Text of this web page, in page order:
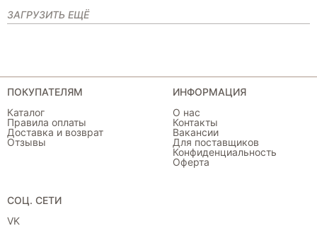
ЗАГРУЗИТЬ ЕЩЁ
ПОКУПАТЕЛЯМ
Каталог
Правила оплаты
Доставка и возврат
Отзывы
ИНФОРМАЦИЯ
О нас
Контакты
Вакансии
Для поставщиков
Конфиденциальность
Оферта
СОЦ. СЕТИ
VK